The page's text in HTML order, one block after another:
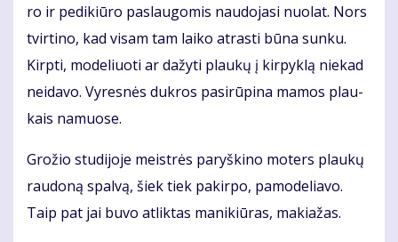
ro ir pe­di­kiū­ro pa­slau­go­mis nau­do­ja­si nuo­lat. Nors
tvir­ti­no, kad vi­sam tam lai­ko at­ras­ti bū­na sun­ku.
Kirp­ti, mo­de­liuo­ti ar da­žy­ti plau­kų į kir­pyk­lą nie­kad
neida­vo. Vy­res­nės duk­ros pa­si­rū­pi­na ma­mos plau­
kais na­muo­se.
Gro­žio stu­di­jo­je meist­rės pa­ryš­ki­no mo­ters plau­kų
rau­do­ną spal­vą, šiek tiek pa­kir­po, pa­mo­de­lia­vo.
Taip pat jai bu­vo at­lik­tas ma­ni­kiū­ras, ma­kia­žas.